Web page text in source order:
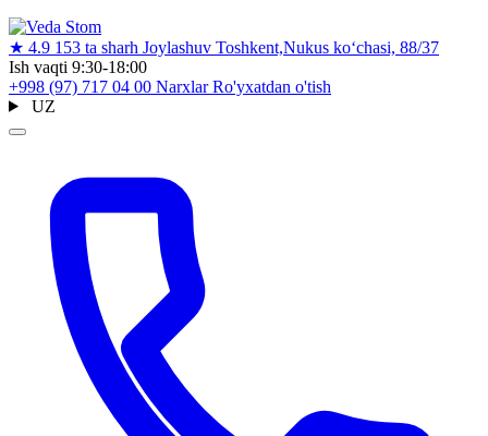
★ 4.9 153 ta sharh Joylashuv Toshkent,Nukus ko‘chasi, 88/37
Ish vaqti 9:30-18:00
+998 (97) 717 04 00 NarxlarRo'yxatdan o'tish
UZ